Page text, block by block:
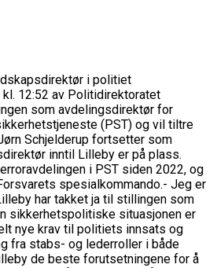
i politiet
kl. 12:52 av Politidirektoratet
som avdelingsdirektør for
(PST) og vil tiltre
Schjelderup fortsetter som
inntil Lilleby er på plass.
i PST siden 2022, og
spesialkommando.- Jeg er
har takket ja til stillingen som
sikkerhetspolitiske situasjonen er
nye krav til politiets innsats og
fra stabs- og lederroller i både
de beste forutsetningene for å